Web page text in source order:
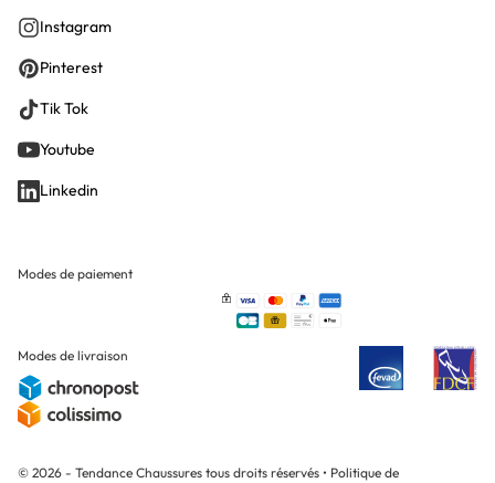
Instagram
Pinterest
Tik Tok
Youtube
Linkedin
Modes de paiement
Modes de livraison
© 2026 - Tendance Chaussures tous droits réservés • Politique de